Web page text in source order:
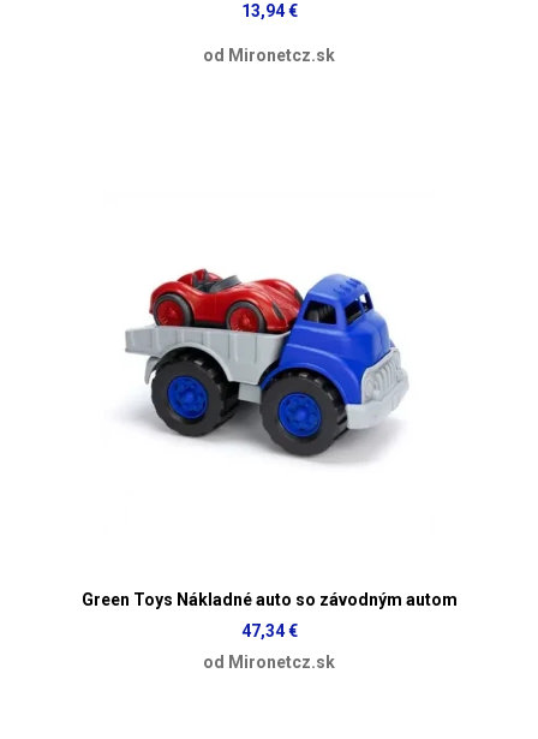
13,94 €
od Mironetcz.sk
Green Toys Nákladné auto so závodným autom
47,34 €
od Mironetcz.sk